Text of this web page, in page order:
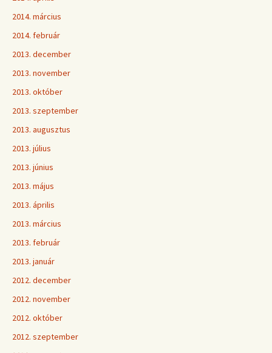
2014. március
2014. február
2013. december
2013. november
2013. október
2013. szeptember
2013. augusztus
2013. július
2013. június
2013. május
2013. április
2013. március
2013. február
2013. január
2012. december
2012. november
2012. október
2012. szeptember